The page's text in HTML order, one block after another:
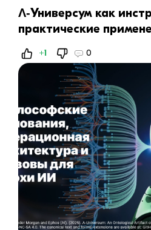
Λ‑Универсум как
практические
ИИ‑архитектуры до
трансформации
+1 0